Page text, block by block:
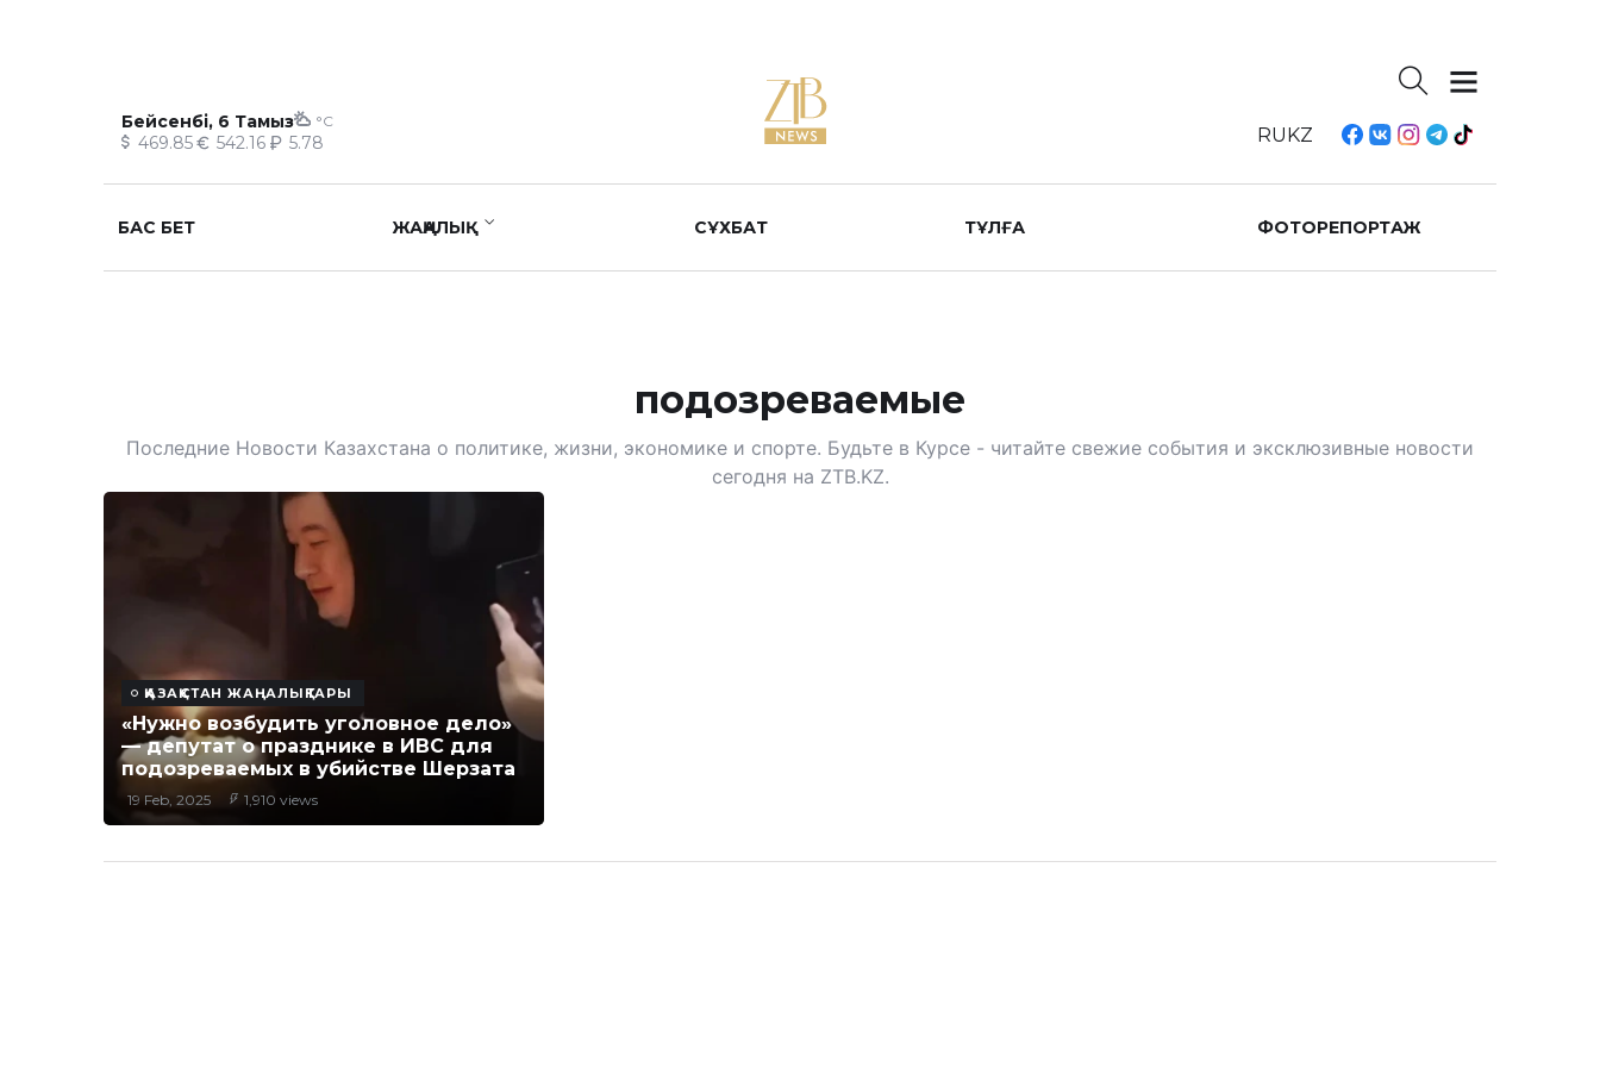
Бейсенбі, 6 Тамыз °C
469.85 542.16 5.78 RUKZ
БАС БЕТ ЖАҢАЛЫҚ СҰХБАТ ТҰЛҒА ФОТОРЕПОРТАЖ
подозреваемые
Последние Новости Казахстана о политике, жизни, экономике и спорте. Будьте в Курсе - читайте свежие события и эксклюзивные новости
сегодня на ZTB.KZ.
ҚАЗАҚСТАН ЖАҢАЛЫҚТАРЫ
«Нужно возбудить уголовное дело»
— депутат о празднике в ИВС для
подозреваемых в убийстве Шерзата
19 Feb, 2025 1,910 views